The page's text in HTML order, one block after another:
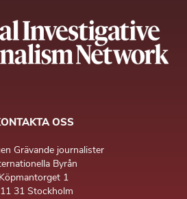
OSS
Grävande journalister
Byrån
Köpmantorget 1
31 Stockholm